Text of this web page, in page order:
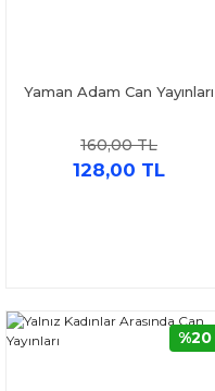
Yaman Adam Can Yayınları
160,00 TL
128,00 TL
%20